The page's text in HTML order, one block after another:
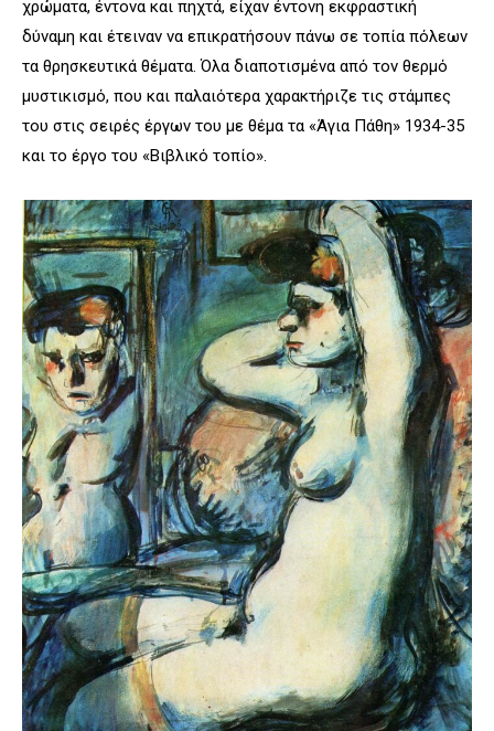
χρώματα, έντονα και πηχτά, είχαν έντονη εκφραστική
δύναμη και έτειναν να επικρατήσουν πάνω σε τοπία πόλεων
τα θρησκευτικά θέματα. Όλα διαποτισμένα από τον θερμό
μυστικισμό, που και παλαιότερα χαρακτήριζε τις στάμπες
του στις σειρές έργων του με θέμα τα «Άγια Πάθη» 1934-35
και το έργο του «Βιβλικό τοπίο».